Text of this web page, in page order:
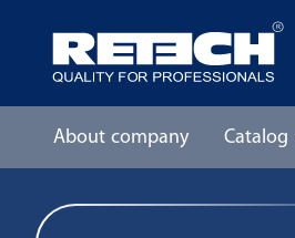
About company Catalog